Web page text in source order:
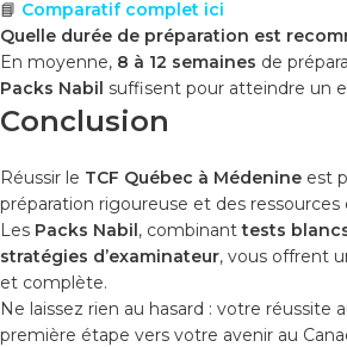
📘 Comparatif complet ici
Quelle durée de préparation est
En moyenne, 8 à 12 semaines de
Packs Nabil suffisent pour atteindre un
Conclusion
Réussir le TCF Québec à Médenine est
préparation rigoureuse et des ressources
Les Packs Nabil, combinanttests
stratégies d’examinateur, vous offrent
et complète.
Ne laissez rien au hasard : votre réussite
première étape vers votre avenir au